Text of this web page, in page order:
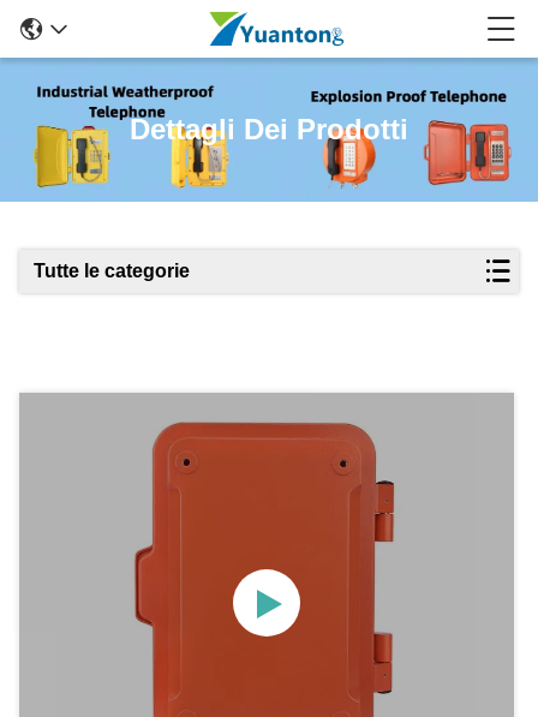
Dettagli Dei Prodotti
Tutte le categorie